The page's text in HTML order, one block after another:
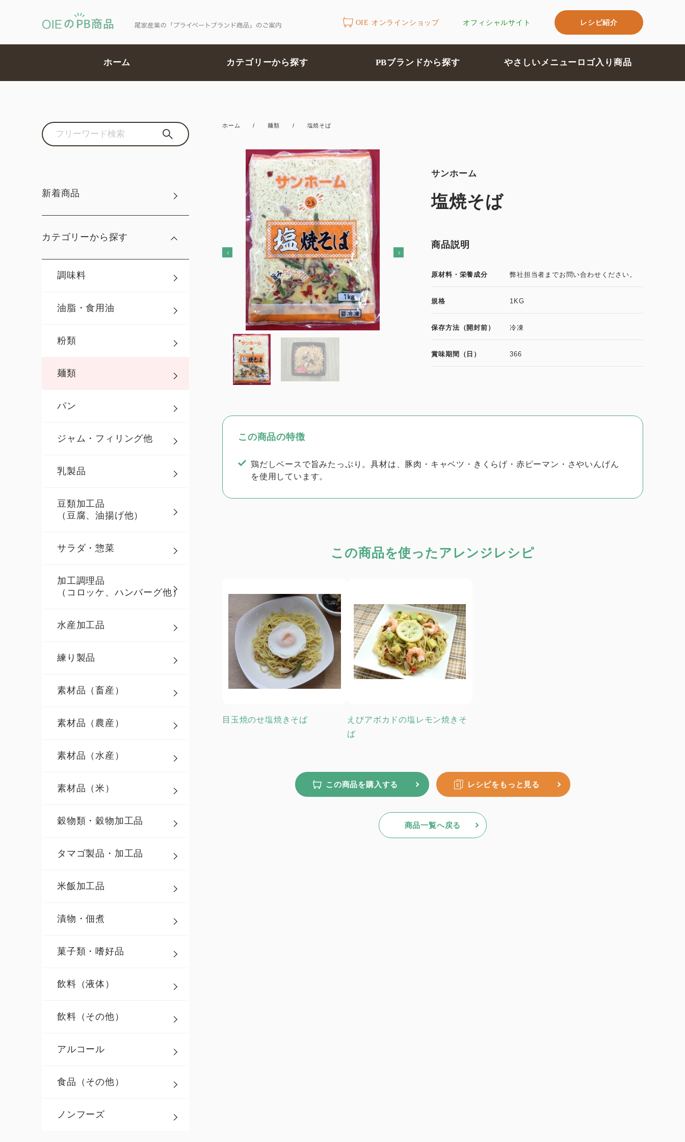
OIE オンラインショップ オフィシャルサイト レシピ紹介
ホーム カテゴリーから探す PBブランドから探す やさしいメニューロゴ入り商品
新着商品
カテゴリーから探す
調味料
油脂・食用油
粉類
麺類
パン
ジャム・フィリング他
乳製品
豆類加工品
（豆腐、油揚げ他）
サラダ・惣菜
加工調理品
（コロッケ、ハンバーグ他）
水産加工品
練り製品
素材品（畜産）
素材品（農産）
素材品（水産）
素材品（米）
穀物類・穀物加工品
タマゴ製品・加工品
米飯加工品
漬物・佃煮
菓子類・嗜好品
飲料（液体）
飲料（その他）
アルコール
食品（その他）
ノンフーズ
ホーム / 麺類 / 塩焼そば
サンホーム
塩焼そば
商品説明
原材料・栄養成分 弊社担当者までお問い合わせください。
規格 1KG
保存方法（開封前） 冷凍
賞味期間（日） 366
この商品の特徴
鶏だしベースで旨みたっぷり。具材は、豚肉・キャベツ・きくらげ・赤ピーマン・さやいんげん
を使用しています。
この商品を使った アレンジレシピ
目玉焼のせ塩焼きそば
えびアボカドの塩レモン焼きそ
ば
この商品を購入する レシピをもっと見る
商品一覧へ戻る